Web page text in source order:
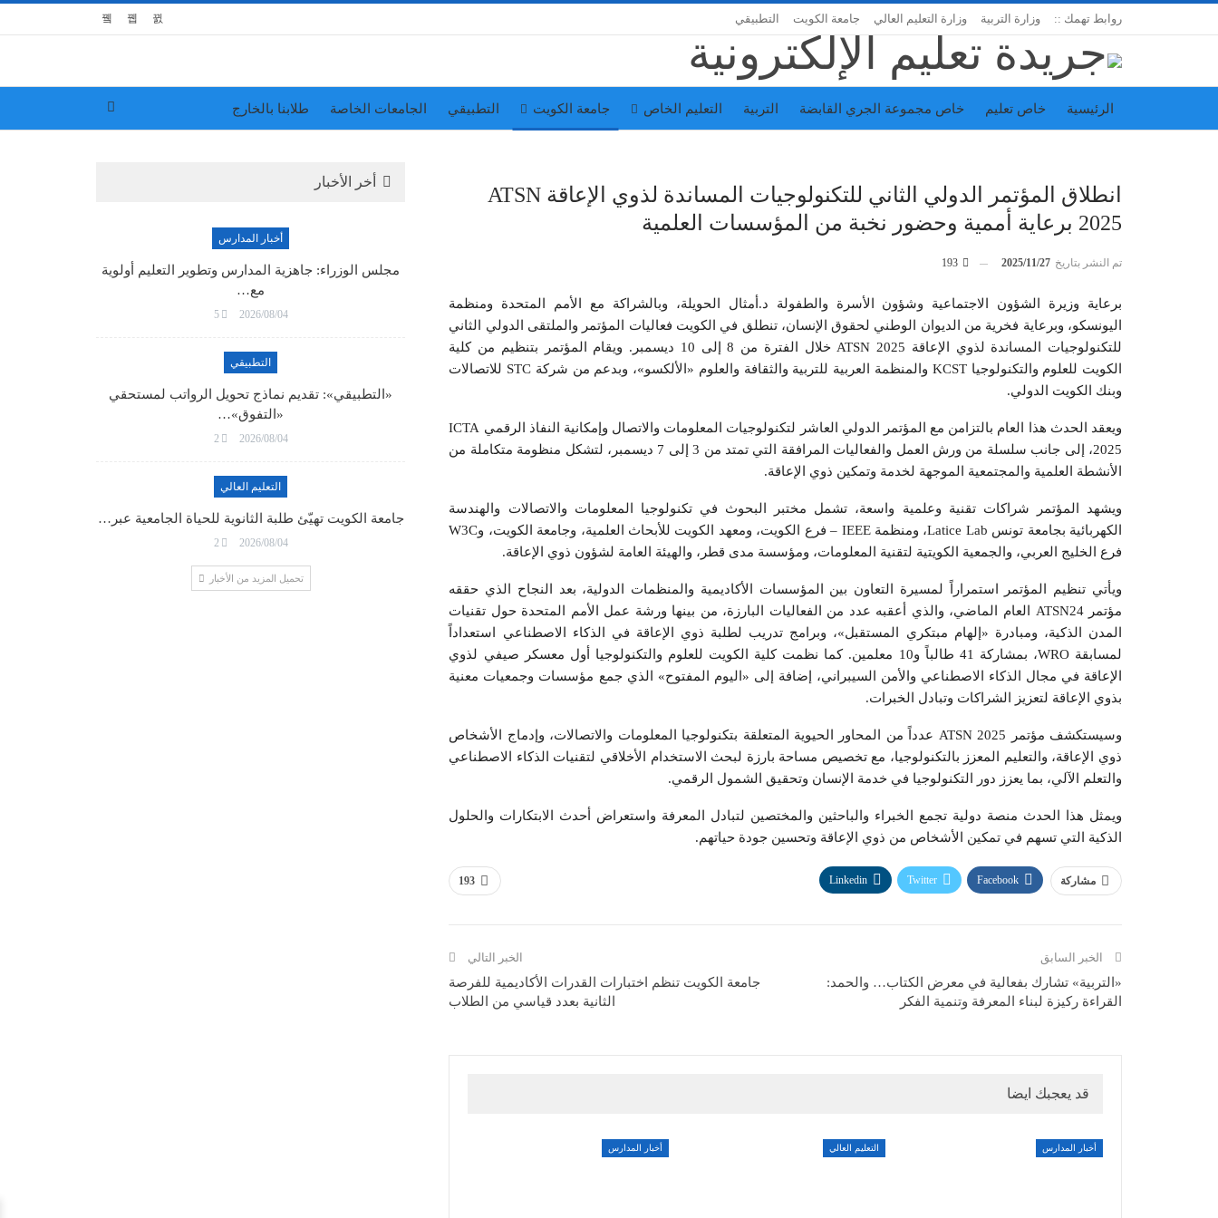
روابط تهمك :: وزارة التربية وزارة التعليم العالي جامعة الكويت التطبيقي
الرئيسية خاص تعليم خاص مجموعة الجري القابضة التربية التعليم الخاص جامعة الكويت التطبيقي الجامعات الخاصة طلابنا بالخارج
انطلاق المؤتمر الدولي الثاني للتكنولوجيات المساندة لذوي الإعاقة ATSN
2025 برعاية أممية وحضور نخبة من المؤسسات العلمية
تم النشر بتاريخ 2025/11/27
برعاية وزيرة الشؤون الاجتماعية وشؤون الأسرة والطفولة د.أمثال الحويلة، وبالشراكة مع الأمم المتحدة ومنظمة
اليونسكو، وبرعاية فخرية من الديوان الوطني لحقوق الإنسان، تنطلق في الكويت فعاليات المؤتمر والملتقى الدولي الثاني
للتكنولوجيات المساندة لذوي الإعاقة ATSN 2025 خلال الفترة من 8 إلى 10 ديسمبر. ويقام المؤتمر بتنظيم من كلية
الكويت للعلوم والتكنولوجيا KCST والمنظمة العربية للتربية والثقافة والعلوم «الألكسو»، وبدعم من شركة STC للاتصالات
وبنك الكويت الدولي.
ويعقد الحدث هذا العام بالتزامن مع المؤتمر الدولي العاشر لتكنولوجيات المعلومات والاتصال وإمكانية النفاذ الرقمي ICTA
2025، إلى جانب سلسلة من ورش العمل والفعاليات المرافقة التي تمتد من 3 إلى 7 ديسمبر، لتشكل منظومة متكاملة من
الأنشطة العلمية والمجتمعية الموجهة لخدمة وتمكين ذوي الإعاقة.
ويشهد المؤتمر شراكات تقنية وعلمية واسعة، تشمل مختبر البحوث في تكنولوجيا المعلومات والاتصالات والهندسة
الكهربائية بجامعة تونس Latice Lab، ومنظمة IEEE – فرع الكويت، ومعهد الكويت للأبحاث العلمية، وجامعة الكويت، وW3C
فرع الخليج العربي، والجمعية الكويتية لتقنية المعلومات، ومؤسسة مدى قطر، والهيئة العامة لشؤون ذوي الإعاقة.
ويأتي تنظيم المؤتمر استمراراً لمسيرة التعاون بين المؤسسات الأكاديمية والمنظمات الدولية، بعد النجاح الذي حققه
مؤتمر ATSN24 العام الماضي، والذي أعقبه عدد من الفعاليات البارزة، من بينها ورشة عمل الأمم المتحدة حول تقنيات
المدن الذكية، ومبادرة «إلهام مبتكري المستقبل»، وبرامج تدريب لطلبة ذوي الإعاقة في الذكاء الاصطناعي استعداداً
لمسابقة WRO، بمشاركة 41 طالباً و10 معلمين. كما نظمت كلية الكويت للعلوم والتكنولوجيا أول معسكر صيفي لذوي
الإعاقة في مجال الذكاء الاصطناعي والأمن السيبراني، إضافة إلى «اليوم المفتوح» الذي جمع مؤسسات وجمعيات معنية
بذوي الإعاقة لتعزيز الشراكات وتبادل الخبرات.
وسيستكشف مؤتمر ATSN 2025 عدداً من المحاور الحيوية المتعلقة بتكنولوجيا المعلومات والاتصالات، وإدماج الأشخاص
ذوي الإعاقة، والتعليم المعزز بالتكنولوجيا، مع تخصيص مساحة بارزة لبحث الاستخدام الأخلاقي لتقنيات الذكاء الاصطناعي
والتعلم الآلي، بما يعزز دور التكنولوجيا في خدمة الإنسان وتحقيق الشمول الرقمي.
ويمثل هذا الحدث منصة دولية تجمع الخبراء والباحثين والمختصين لتبادل المعرفة واستعراض أحدث الابتكارات والحلول
الذكية التي تسهم في تمكين الأشخاص من ذوي الإعاقة وتحسين جودة حياتهم.
193 مشاركة Facebook
Twitter
Linkedin
الخبر السابق
«التربية» تشارك بفعالية في معرض الكتاب… والحمد:
القراءة ركيزة لبناء المعرفة وتنمية الفكر
الخبر التالي
جامعة الكويت تنظم اختبارات القدرات الأكاديمية للفرصة
الثانية بعدد قياسي من الطلاب
قد يعجبك ايضا
أخبار المدارس التعليم العالي أخبار المدارس
أخر الأخبار
أخبار المدارس
مجلس الوزراء: جاهزية المدارس وتطوير التعليم أولوية
مع…
2026/08/04
5
التطبيقي
«التطبيقي»: تقديم نماذج تحويل الرواتب لمستحقي
«التفوق»…
2026/08/04
2
التعليم العالي
جامعة الكويت تهيّئ طلبة الثانوية للحياة الجامعية عبر…
2026/08/04
2
تحميل المزيد من الأخبار